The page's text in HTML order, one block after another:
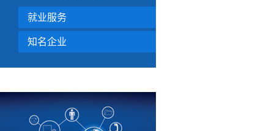
就业服务
知名企业